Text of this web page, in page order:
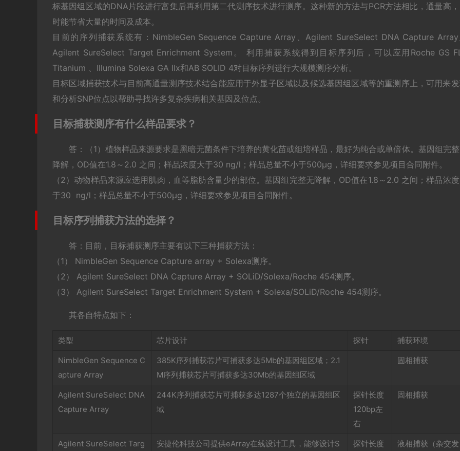
标基因组区域的DNA片段进行富集后再利用第二代测序技术进行测序。这种新的方法与PCR方法相比，通量高
时能节省大量的时间及成本。
目前的序列捕获系统有：NimbleGen Sequence Capture Array、Agilent SureSelect DNA Capture Array
Agilent SureSelect Target Enrichment System。 利用捕获系统得到目标序列后，可以应用Roche GS
Titanium 、Illumina Solexa GA IIx和AB SOLID 4对目标序列进行大规模测序分析。
目标区域捕获技术与目前高通量测序技术结合能应用于外显子区域以及候选基因组区域等的重测序上，可用来
和分析SNP位点以帮助寻找许多复杂疾病相关基因及位点。
目标捕获测序有什么样品要求？
答：（1）植物样品来源要求是黑暗无菌条件下培养的黄化苗或组培样品，最好为纯合或单倍体。基因组完
降解，OD值在1.8～2.0 之间；样品浓度大于30 ng/l；样品总量不小于500μg，详细要求参见项目合同附件。
（2）动物样品来源应选用肌肉，血等脂肪含量少的部位。基因组完整无降解，OD值在1.8～2.0 之间；样品浓
于30 ng/l；样品总量不小于500μg，详细要求参见项目合同附件。
目标序列捕获方法的选择？
答：目前，目标捕获测序主要有以下三种捕获方法：
（1） NimbleGen Sequence Capture array + Solexa测序。
（2） Agilent SureSelect DNA Capture Array + SOLiD/Solexa/Roche 454测序。
（3） Agilent SureSelect Target Enrichment System + Solexa/SOLiD/Roche 454测序。
其各自特点如下：
类型 芯片设计 探针 捕获环境
NimbleGen Sequence C
apture Array
385K序列捕获芯片可捕获多达5Mb的基因组区域；2.1
M序列捕获芯片可捕获多达30Mb的基因组区域
固相捕获
Agilent SureSelect DNA
Capture Array
244K序列捕获芯片可捕获多达1287个独立的基因组区
域
探针长度
120bp左
右
固相捕获
Agilent SureSelect Targ
安捷伦科技公司提供eArray在线设计工具，能够设计S
探针长度
液相捕获（杂交发